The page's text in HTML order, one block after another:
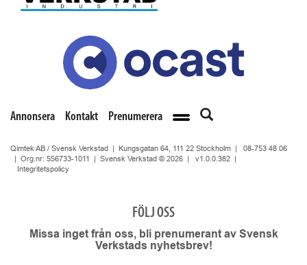
Annonsera Kontakt Prenumerera
Qimtek AB / Svensk Verkstad | Kungsgatan 64, 111 22 Stockholm | 08-753 48 06
| Org.nr: 556733-1011 | Svensk Verkstad © 2026 | v1.0.0.382
Integritetspolicy
FÖLJ OSS
Missa inget från oss, bli prenumerant av Svensk
Verkstads nyhetsbrev!